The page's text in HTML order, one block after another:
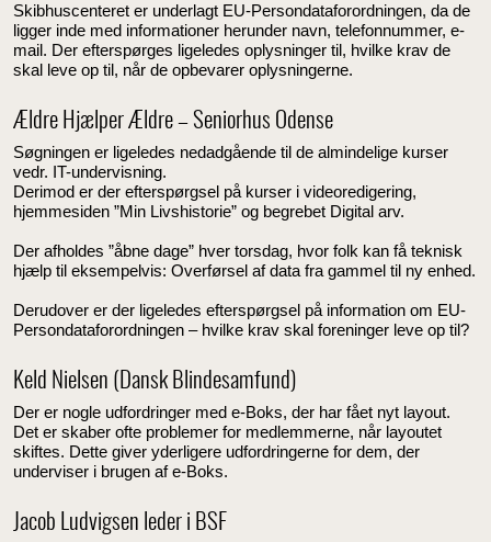
Skibhuscenteret er underlagt EU-Persondataforordningen, da de
ligger inde med informationer herunder navn, telefonnummer, e-
mail. Der efterspørges ligeledes oplysninger til, hvilke krav de
skal leve op til, når de opbevarer oplysningerne.
Ældre Hjælper Ældre – Seniorhus Odense
Søgningen er ligeledes nedadgående til de almindelige kurser
vedr. IT-undervisning.
Derimod er der efterspørgsel på kurser i videoredigering,
hjemmesiden ”Min Livshistorie” og begrebet Digital arv.
Der afholdes ”åbne dage” hver torsdag, hvor folk kan få teknisk
hjælp til eksempelvis: Overførsel af data fra gammel til ny enhed.
Derudover er der ligeledes efterspørgsel på information om EU-
Persondataforordningen – hvilke krav skal foreninger leve op til?
Keld Nielsen (Dansk Blindesamfund)
Der er nogle udfordringer med e-Boks, der har fået nyt layout.
Det er skaber ofte problemer for medlemmerne, når layoutet
skiftes. Dette giver yderligere udfordringerne for dem, der
underviser i brugen af e-Boks.
Jacob Ludvigsen leder i BSF